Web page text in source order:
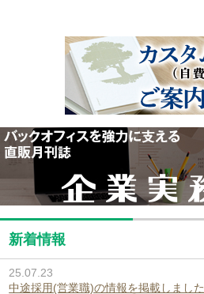
新着情報
25.07.23
中途採用(営業職)の情報を掲載しました